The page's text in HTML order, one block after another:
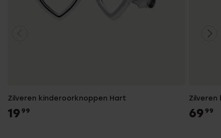
Zilveren kinderoorknoppen Hart
19 99 69 99